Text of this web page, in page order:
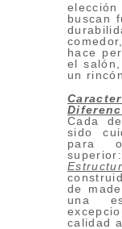
buscan
hace
el
un
Cada
sido
para
superior:
de
una
calidad